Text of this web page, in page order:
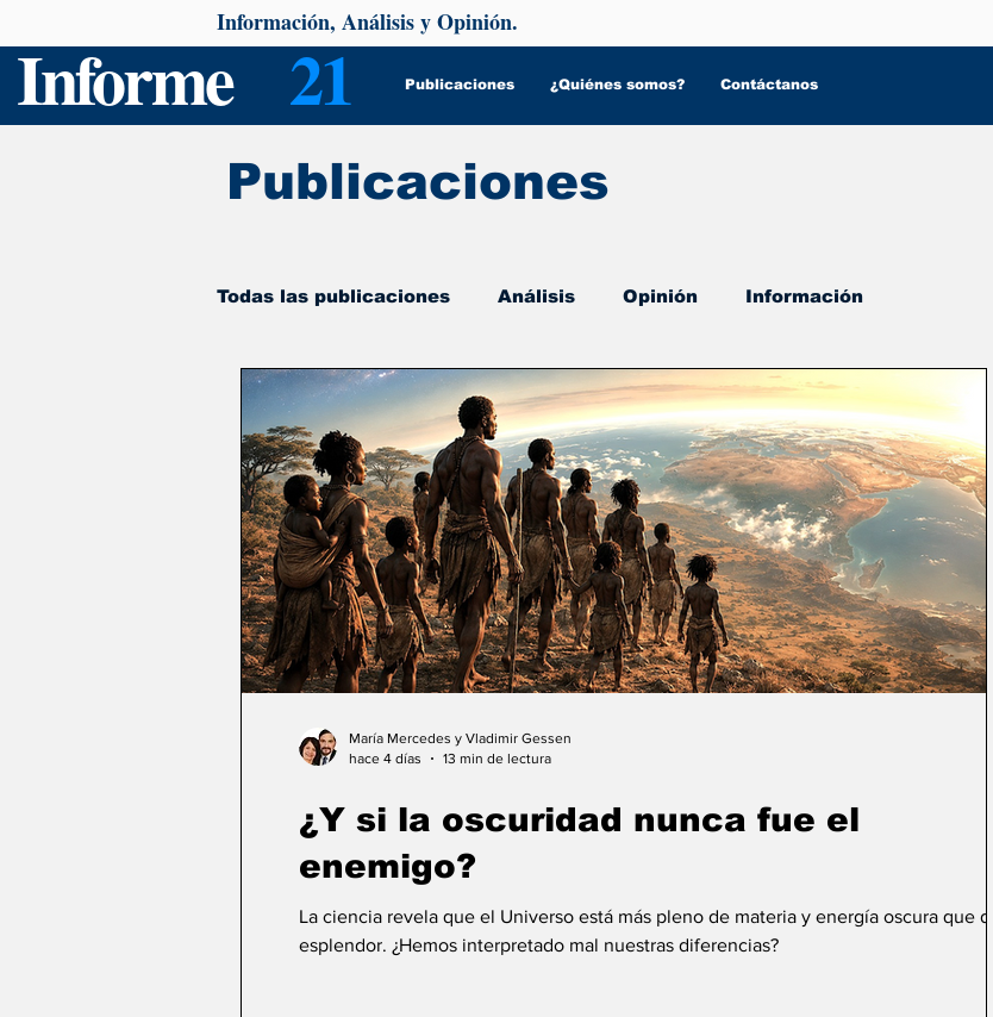
Informe 21 Publicaciones ¿Quiénes somos? Contáctanos
Información, Análisis y Opinión.
Todas las publicaciones Análisis Opinión Información
De interés Psicología y Salud
¿Y si la oscuridad nunca fue el
enemigo?
La ciencia revela que el Universo está más pleno de materia y energía oscura que de
esplendor. ¿Hemos interpretado mal nuestras diferencias?
María Mercedes y Vladimir Gessen
hace 4 días
13 min de lectura
Publicaciones